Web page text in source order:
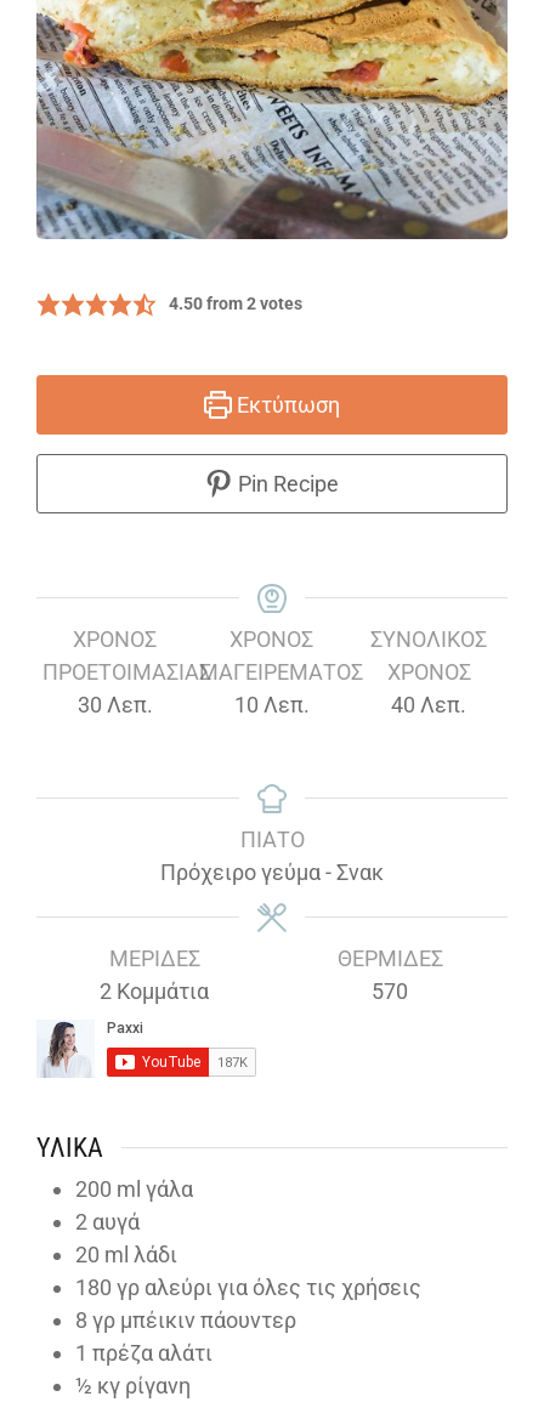
4.50from2votes
Εκτύπωση
Pin Recipe
ΧΡΌΝΟΣ
ΠΡΟΕΤΟΙΜΑΣΊΑΣ
30Λεπτά
Λεπ.
ΧΡΌΝΟΣ
ΜΑΓΕΙΡΈΜΑΤΟΣ
10Λεπτά
Λεπ.
ΣΥΝΟΛΙΚΌΣ
ΧΡΌΝΟΣ
40 Λεπτά
Λεπ.
ΠΙΆΤΟ
Πρόχειρο γεύμα - Σνακ
ΜΕΡΊΔΕΣ
2 Κομμάτια
ΘΕΡΜΊΔΕΣ
570
ΥΛΙΚΆ
200 ml γάλα
2 αυγά
20 ml λάδι
180 γρ αλεύρι για όλες τις χρήσεις
8 γρ μπέικιν πάουντερ
1 πρέζα αλάτι
½ κγ ρίγανη